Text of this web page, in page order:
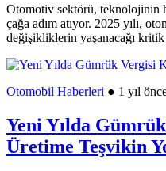
Otomotiv sektörü, teknolojinin
çağa adım atıyor. 2025 yılı,
değişikliklerin yaşanacağı
Otomobil Haberleri ● 1 yıl
Yeni Yılda
Üretime Teşvikin